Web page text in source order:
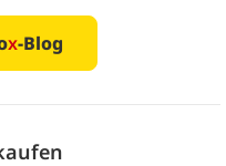
x-Blog